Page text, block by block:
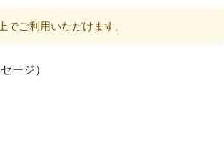
ご利用いただけます。
ージ）